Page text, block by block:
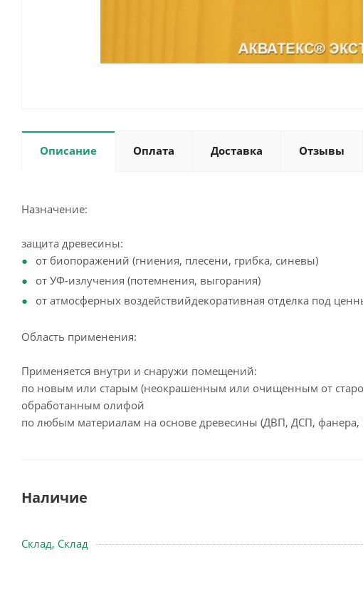
Описание Оплата Доставка Отзывы
Назначение:
защита древесины:
от биопоражений (гниения, плесени, грибка, синевы)
от УФ-излучения (потемнения, выгорания)
от атмосферных воздействийдекоративная отделка под
Область применения:
Применяется внутри и снаружи помещений:
по новым или старым (неокрашенным или очищенным от
обработанным олифой
по любым материалам на основе древесины (ДВП, ДСП, фанера,
Наличие
Склад, Склад